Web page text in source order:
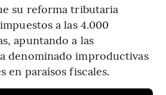
su reforma tributaria
a las 4.000
apuntando a las
denominado improductivas
en paraísos fiscales.